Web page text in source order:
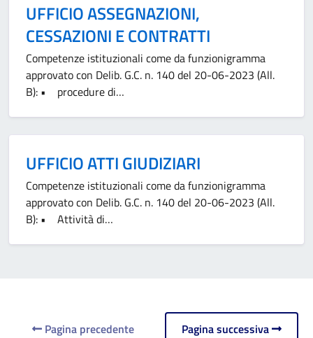
UFFICIO ASSEGNAZIONI,
CESSAZIONI E CONTRATTI
Competenze istituzionali come da funzionigramma
approvato con Delib. G.C. n. 140 del 20-06-2023 (All.
B): • procedure di…
UFFICIO ATTI GIUDIZIARI
Competenze istituzionali come da funzionigramma
approvato con Delib. G.C. n. 140 del 20-06-2023 (All.
B): • Attività di…
Pagina precedente Pagina successiva